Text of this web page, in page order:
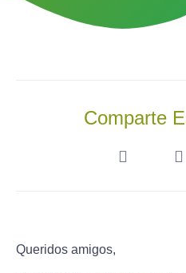
Comparte
Queridos amigos,